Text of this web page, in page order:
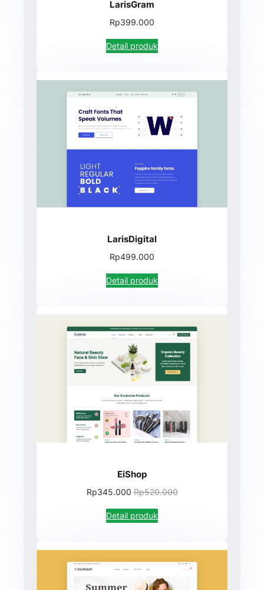
LarisGram
Rp399.000
Detail produk
LarisDigital
Rp499.000
Detail produk
EiShop
Rp345.000 Rp520.000
Detail produk